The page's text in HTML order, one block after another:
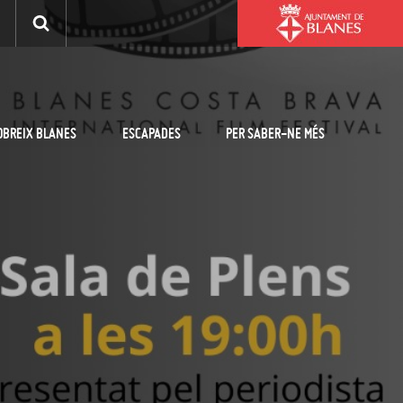
BLANES ESCAPADES PER SABER-NE MÉS